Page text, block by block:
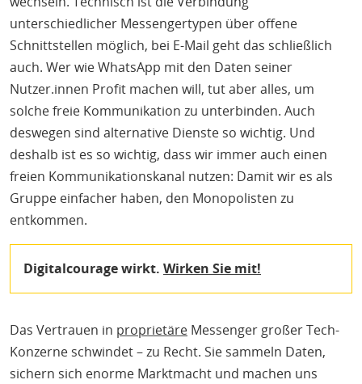
unterschiedlicher Messengertypen über offene
Schnittstellen möglich, bei E-Mail geht das schließlich
auch. Wer wie WhatsApp mit den Daten seiner
Nutzer.innen Profit machen will, tut aber alles, um
solche freie Kommunikation zu unterbinden. Auch
deswegen sind alternative Dienste so wichtig. Und
deshalb ist es so wichtig, dass wir immer auch einen
freien Kommunikationskanal nutzen: Damit wir es als
Gruppe einfacher haben, den Monopolisten zu
entkommen.
Digitalcourage wirkt. Wirken Sie mit!
Das Vertrauen in proprietäre Messenger großer Tech-
Konzerne schwindet – zu Recht. Sie sammeln Daten,
sichern sich enorme Marktmacht und machen uns